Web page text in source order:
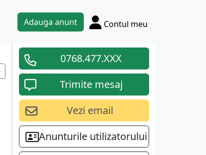
Adauga anunt Contul meu
0768.477.XXX
Trimite mesaj
Vezi email
Anunturile utilizatorului